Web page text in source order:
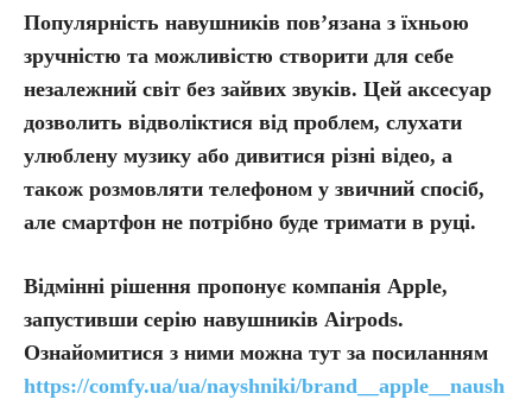
Популярність навушників пов’язана з їхньою
зручністю та можливістю створити для себе
незалежний світ без зайвих звуків. Цей аксесуар
дозволить відволіктися від проблем, слухати
улюблену музику або дивитися різні відео, а
також розмовляти телефоном у звичний спосіб,
але смартфон не потрібно буде тримати в руці.
Відмінні рішення пропонує компанія Apple,
запустивши серію навушників Airpods.
Ознайомитися з ними можна тут за посиланням
https://comfy.ua/ua/nayshniki/brand__apple__naush